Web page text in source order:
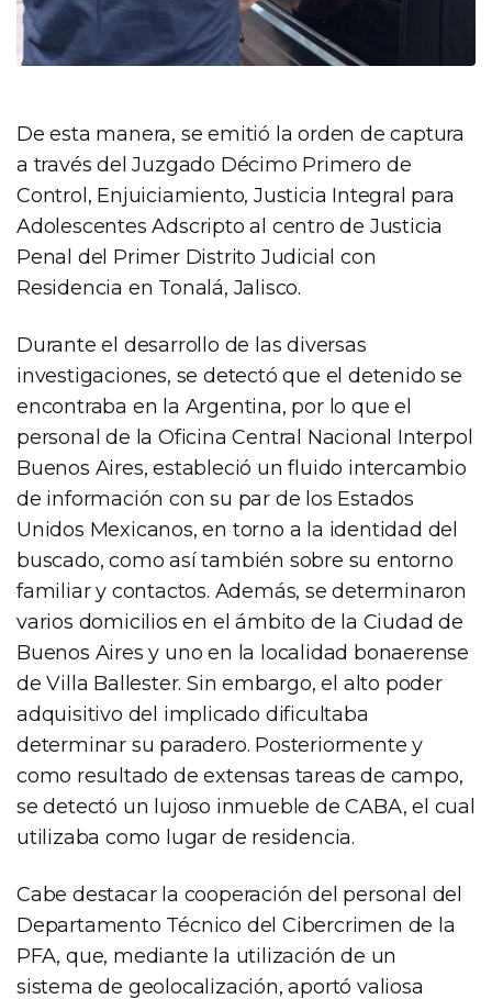
De esta manera, se emitió la orden de captura
a través del Juzgado Décimo Primero de
Control, Enjuiciamiento, Justicia Integral para
Adolescentes Adscripto al centro de Justicia
Penal del Primer Distrito Judicial con
Residencia en Tonalá, Jalisco.
Durante el desarrollo de las diversas
investigaciones, se detectó que el detenido se
encontraba en la Argentina, por lo que el
personal de la Oficina Central Nacional Interpol
Buenos Aires, estableció un fluido intercambio
de información con su par de los Estados
Unidos Mexicanos, en torno a la identidad del
buscado, como así también sobre su entorno
familiar y contactos. Además, se determinaron
varios domicilios en el ámbito de la Ciudad de
Buenos Aires y uno en la localidad bonaerense
de Villa Ballester. Sin embargo, el alto poder
adquisitivo del implicado dificultaba
determinar su paradero. Posteriormente y
como resultado de extensas tareas de campo,
se detectó un lujoso inmueble de CABA, el cual
utilizaba como lugar de residencia.
Cabe destacar la cooperación del personal del
Departamento Técnico del Cibercrimen de la
PFA, que, mediante la utilización de un
sistema de geolocalización, aportó valiosa